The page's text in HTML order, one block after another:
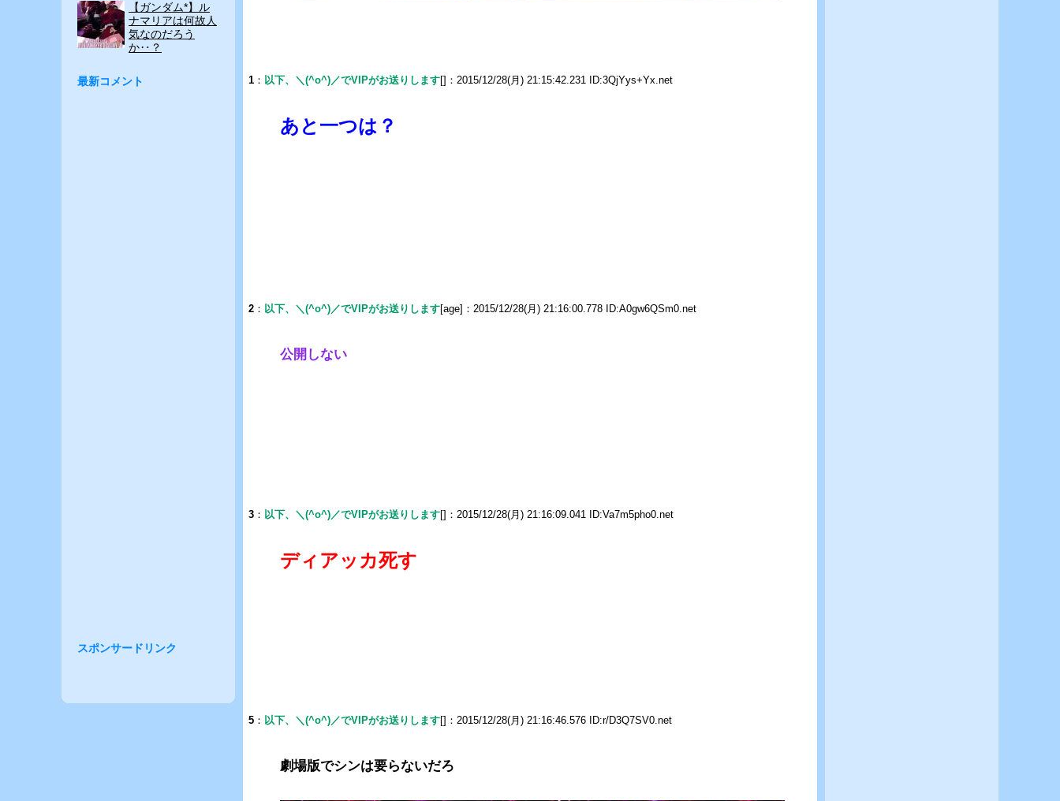
1 ： 以下、＼(^o^)／でVIPがお送りします[]：2015/12/28(月) 21:15:42.231 ID:3QjYys+Yx.net
あと一つは？
2 ： 以下、＼(^o^)／でVIPがお送りします[age]：2015/12/28(月) 21:16:00.778 ID:A0gw6QSm0.net
公開しない
3 ： 以下、＼(^o^)／でVIPがお送りします[]：2015/12/28(月) 21:16:09.041 ID:Va7m5pho0.net
ディアッカ死す
5 ： 以下、＼(^o^)／でVIPがお送りします[]：2015/12/28(月) 21:16:46.576 ID:r/D3Q7SV0.net
劇場版でシンは要らないだろ
【ガンダム*】ル
ナマリアは何故人
気なのだろう
か‥？
最新コメント
スポンサードリンク